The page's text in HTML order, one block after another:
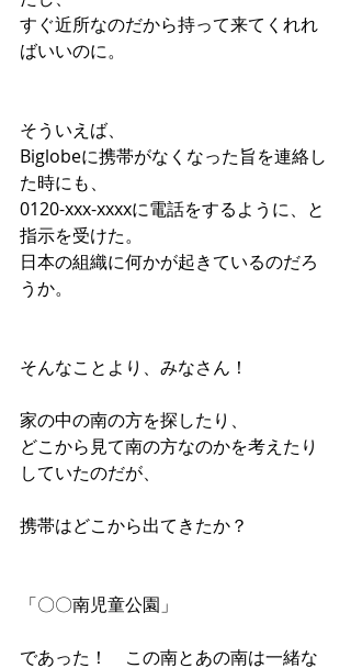
すぐ近所なのだから持って来てくれれ
ばいいのに。
そういえば、
Biglobeに携帯がなくなった旨を連絡し
た時にも、
0120-xxx-xxxxに電話をするように、と
指示を受けた。
日本の組織に何かが起きているのだろ
うか。
そんなことより、みなさん！
家の中の南の方を探したり、
どこから見て南の方なのかを考えたり
していたのだが、
携帯はどこから出てきたか？
「〇〇南児童公園」
であった！　この南とあの南は一緒な